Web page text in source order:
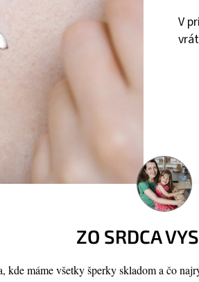
V
ZO SRDCA
kde máme všetky šperky skladom a čo